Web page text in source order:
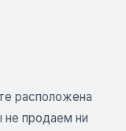
расположена
не продаем ни